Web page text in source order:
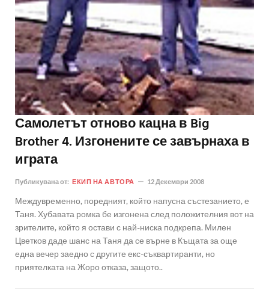
Самолетът отново кацна в Big
Brother 4. Изгонените се завърнаха в
играта
Публикувана от: ЕКИП НА АВТОРА 12 Декември 2008
Междувременно, поредният, който напусна състезанието, е
Таня. Хубавата ромка бе изгонена след положителния вот на
зрителите, който я остави с най-ниска подкрепа. Милен
Цветков даде шанс на Таня да се върне в Къщата за още
една вечер заедно с другите екс-съквартиранти, но
приятелката на Жоро отказа, защото..